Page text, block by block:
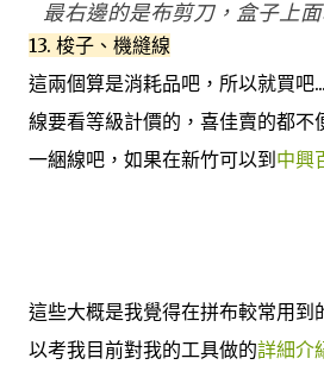
最右邊的是布剪刀，盒子上
13. 梭子、機縫線
這兩個算是消耗品吧，所以就買吧
線要看等級計價的，喜佳賣的都不
一綑線吧，如果在新竹可以到 中興
這些大概是我覺得在拼布較常用到
以考我目前對我的工具做的詳細介